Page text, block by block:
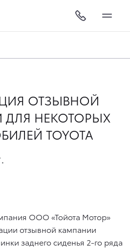
ОТЗЫВНОЙ
НЕКОТОРЫХ
TOYOTA
ООО «Тойота Мотор»
отзывной кампании
заднего сиденья 2-го ряда